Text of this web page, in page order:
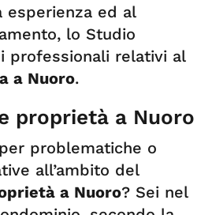
esperienza ed al
lo Studio
professionali relativi al
a Nuoro.
proprietà a Nuoro
problematiche o
all’ambito del
a Nuoro? Sei nel